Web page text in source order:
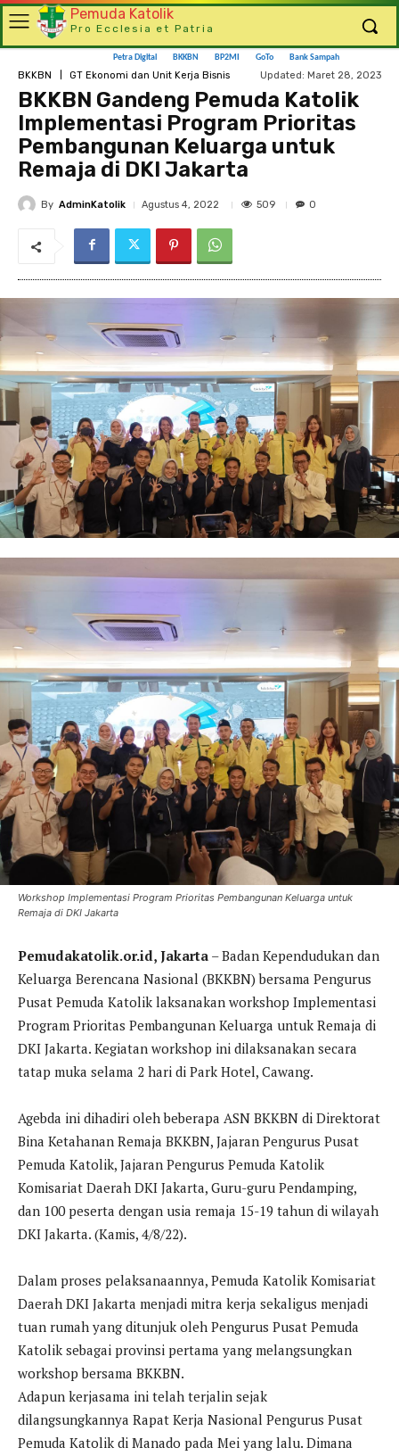
Pemuda Katolik
Pro Ecclesia et Patria
Petra Digital BKKBN BP2MI GoTo Bank Sampah
BKKBN GT Ekonomi dan Unit Kerja Bisnis Updated: Maret 28, 2023
BKKBN Gandeng Pemuda Katolik
Implementasi Program Prioritas
Pembangunan Keluarga untuk
Remaja di DKI Jakarta
By AdminKatolik Agustus 4, 2022 509 0
Workshop Implementasi Program Prioritas Pembangunan Keluarga untuk
Remaja di DKI Jakarta
Pemudakatolik.or.id, Jakarta – Badan Kependudukan dan
Keluarga Berencana Nasional (BKKBN) bersama Pengurus
Pusat Pemuda Katolik laksanakan workshop Implementasi
Program Prioritas Pembangunan Keluarga untuk Remaja di
DKI Jakarta. Kegiatan workshop ini dilaksanakan secara
tatap muka selama 2 hari di Park Hotel, Cawang.
Agebda ini dihadiri oleh beberapa ASN BKKBN di Direktorat
Bina Ketahanan Remaja BKKBN, Jajaran Pengurus Pusat
Pemuda Katolik, Jajaran Pengurus Pemuda Katolik
Komisariat Daerah DKI Jakarta, Guru-guru Pendamping,
dan 100 peserta dengan usia remaja 15-19 tahun di wilayah
DKI Jakarta. (Kamis, 4/8/22).
Dalam proses pelaksanaannya, Pemuda Katolik Komisariat
Daerah DKI Jakarta menjadi mitra kerja sekaligus menjadi
tuan rumah yang ditunjuk oleh Pengurus Pusat Pemuda
Katolik sebagai provinsi pertama yang melangsungkan
workshop bersama BKKBN.
Adapun kerjasama ini telah terjalin sejak
dilangsungkannya Rapat Kerja Nasional Pengurus Pusat
Pemuda Katolik di Manado pada Mei yang lalu. Dimana